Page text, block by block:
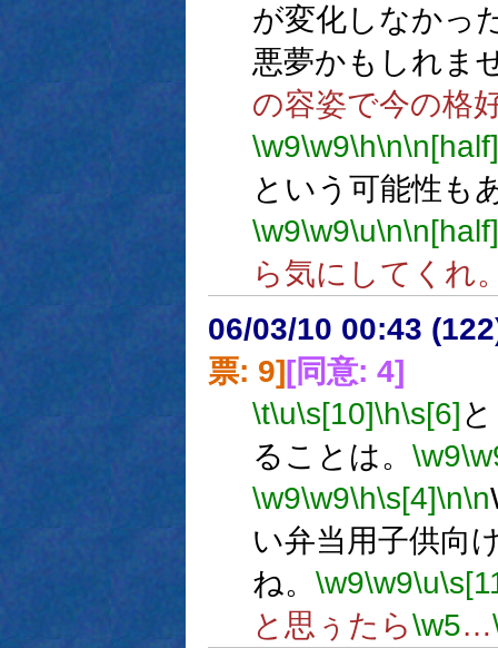
が変化しなかっ
悪夢かもしれま
の容姿で今の格
\w9\w9\h\n\n[half]
という可能性も
\w9\w9\u\n\n[half]
ら気にしてくれ
06/03/10 00:43
票: 9][同意: 4]
\t\u\s[10]\h\s[6]
ることは。 \w9
\w9\w9\h\s[4]\n\n
い弁当用子供向
ね。 \w9\w9\u
と思ぅたら\w5…